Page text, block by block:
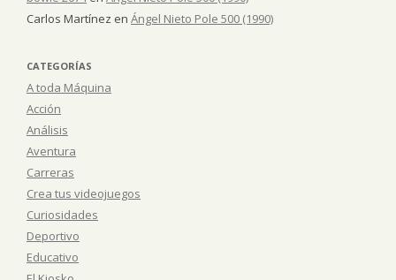
Carlos Martínez en Ángel Nieto Pole 500 (1990)
CATEGORÍAS
A toda Máquina
Acción
Análisis
Aventura
Carreras
Crea tus videojuegos
Curiosidades
Deportivo
Educativo